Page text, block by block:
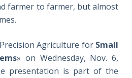
farmer to farmer, but almost
Agriculture for Small
» on Wednesday, Nov. 6,
presentation is part of the